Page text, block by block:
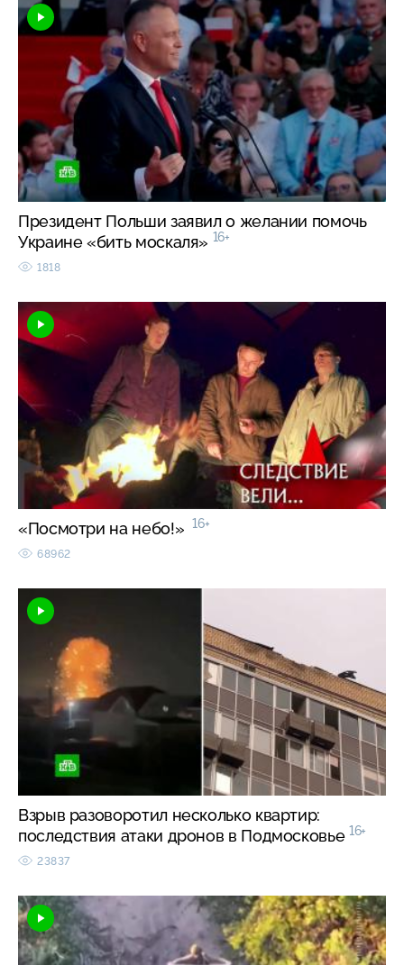
Президент Польши заявил о желании помочь
Украине «бить москаля» 16+
1818
«Посмотри на небо!» 16+
68962
Взрыв разоворотил несколько квартир:
последствия атаки дронов в Подмосковье 16+
23837